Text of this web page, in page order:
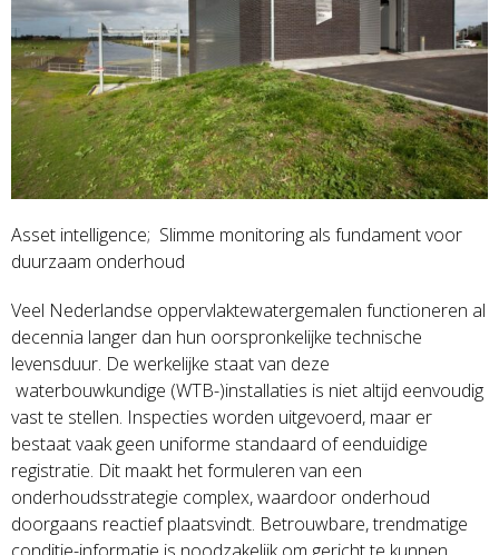
Asset intelligence; Slimme monitoring als fundament voor
duurzaam onderhoud
Veel Nederlandse oppervlaktewatergemalen functioneren al
decennia langer dan hun oorspronkelijke technische
levensduur. De werkelijke staat van deze
waterbouwkundige (WTB-)installaties is niet altijd eenvoudig
vast te stellen. Inspecties worden uitgevoerd, maar er
bestaat vaak geen uniforme standaard of eenduidige
registratie. Dit maakt het formuleren van een
onderhoudsstrategie complex, waardoor onderhoud
doorgaans reactief plaatsvindt. Betrouwbare, trendmatige